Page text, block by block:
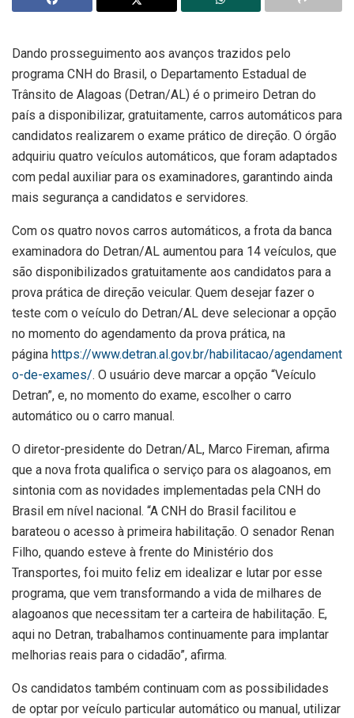
Dando prosseguimento aos avanços trazidos pelo
programa CNH do Brasil, o Departamento Estadual de
Trânsito de Alagoas (Detran/AL) é o primeiro Detran do
país a disponibilizar, gratuitamente, carros automáticos para
candidatos realizarem o exame prático de direção. O órgão
adquiriu quatro veículos automáticos, que foram adaptados
com pedal auxiliar para os examinadores, garantindo ainda
mais segurança a candidatos e servidores.
Com os quatro novos carros automáticos, a frota da banca
examinadora do Detran/AL aumentou para 14 veículos, que
são disponibilizados gratuitamente aos candidatos para a
prova prática de direção veicular. Quem desejar fazer o
teste com o veículo do Detran/AL deve selecionar a opção
no momento do agendamento da prova prática, na
página https://www.detran.al.gov.br/habilitacao/agendament
o-de-exames/. O usuário deve marcar a opção “Veículo
Detran”, e, no momento do exame, escolher o carro
automático ou o carro manual.
O diretor-presidente do Detran/AL, Marco Fireman, afirma
que a nova frota qualifica o serviço para os alagoanos, em
sintonia com as novidades implementadas pela CNH do
Brasil em nível nacional. “A CNH do Brasil facilitou e
barateou o acesso à primeira habilitação. O senador Renan
Filho, quando esteve à frente do Ministério dos
Transportes, foi muito feliz em idealizar e lutar por esse
programa, que vem transformando a vida de milhares de
alagoanos que necessitam ter a carteira de habilitação. E,
aqui no Detran, trabalhamos continuamente para implantar
melhorias reais para o cidadão”, afirma.
Os candidatos também continuam com as possibilidades
de optar por veículo particular automático ou manual, utilizar